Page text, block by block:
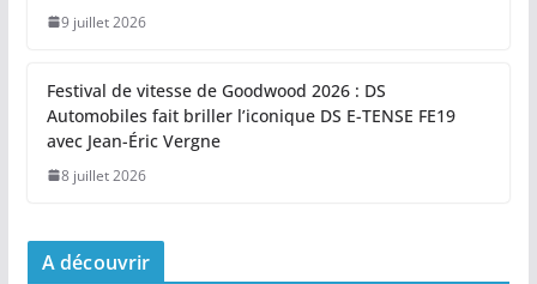
9 juillet 2026
Festival de vitesse de Goodwood 2026 : DS
Automobiles fait briller l’iconique DS E-TENSE FE19
avec Jean-Éric Vergne
8 juillet 2026
A découvrir